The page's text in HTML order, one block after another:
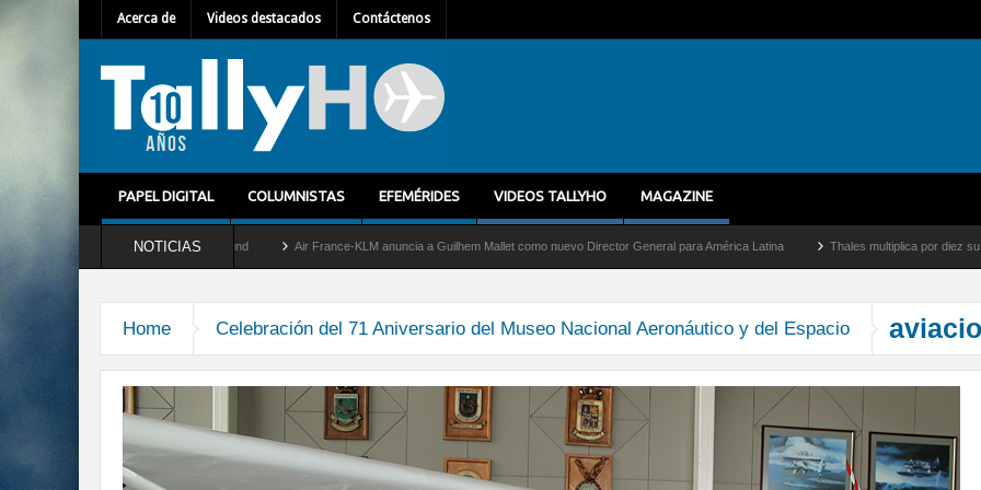
Acerca de Videos destacados Contáctenos
PAPEL DIGITAL COLUMNISTAS EFEMÉRIDES VIDEOS TALLYHO MAGAZINE
NOTICIAS
retira del servicio al C-2 Greyhound Air France-KLM anuncia a Guilhem Mallet como nuevo Director General para América Latina Thales multiplica por diez su
Home Celebración del 71 Aniversario del Museo Nacional Aeronáutico y del Espacio